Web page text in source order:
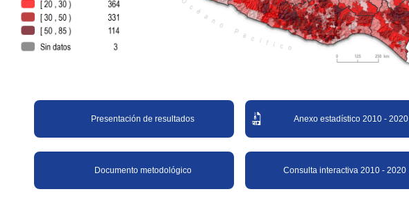
Presentación de resultados Anexo estadístico 2010 - 2020​
Documento metodológico Consulta interactiva 2010 - 2020​